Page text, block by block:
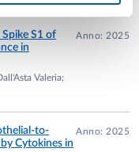
S1 of
in
Valeria;
Anno: 2025
to-
Cytokines in
Anno: 2025